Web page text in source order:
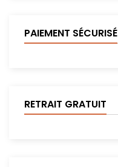
PAIEMENT SÉCURISÉ
RETRAIT GRATUIT